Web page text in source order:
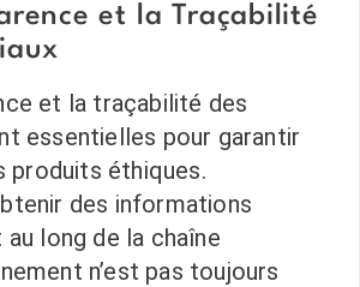
et la Traçabilité
et la traçabilité des
essentielles pour garantir
produits éthiques.
des informations
long de la chaîne
n’est pas toujours